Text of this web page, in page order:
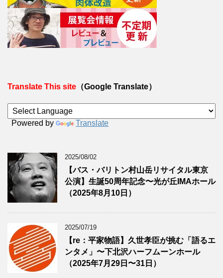
Translate This site （Google Translate）
Powered by Translate
2025/08/02
【バス・バリトン村山岳リサイタル東京
公演】生誕50周年記念〜光が丘IMAホール
（2025年8月10日）
2025/07/19
【re：平家物語】久世孝臣が挑む「語るエ
ンタメ」〜下北沢ハーフムーンホール
（2025年7月29日〜31日）